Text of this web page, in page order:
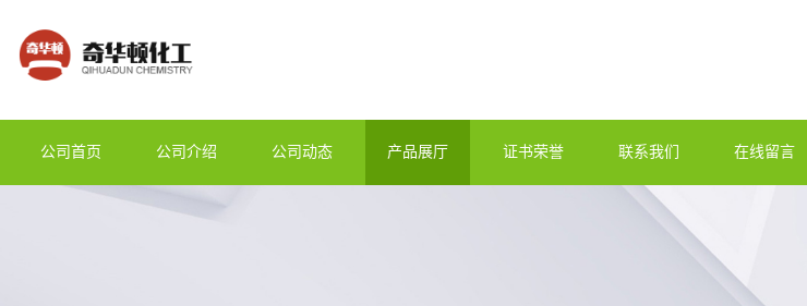
公司首页 公司介绍 公司动态 产品展厅 证书荣誉 联系我们 在线留言